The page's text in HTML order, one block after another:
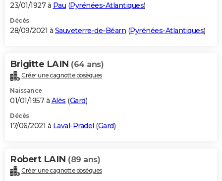
23/01/1927 à Pau (Pyrénées-Atlantiques)
Décès
28/09/2021 à Sauveterre-de-Béarn (Pyrénées-Atlantiques)
Brigitte LAIN (64 ans)
Créer une cagnotte obsèques
Naissance
01/01/1957 à Alès (Gard)
Décès
17/06/2021 à Laval-Pradel (Gard)
Robert LAIN (89 ans)
Créer une cagnotte obsèques